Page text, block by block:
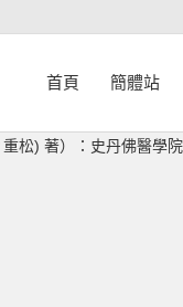
首頁 簡體站
松) 著）：史丹佛醫學